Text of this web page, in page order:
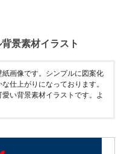
景素材イラスト
画像です。シンプルに図案化
仕上がりになっております。
い背景素材イラストです。よ